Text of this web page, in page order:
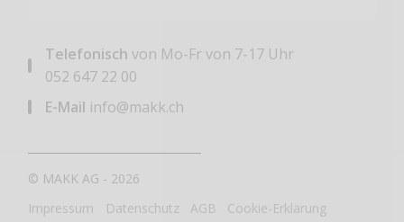
Telefonisch von Mo-Fr von 7-17 Uhr
052 647 22 00
E-Mail info@makk.ch
© MAKK AG - 2026
Impressum
Datenschutz AGB Cookie-Erklärung